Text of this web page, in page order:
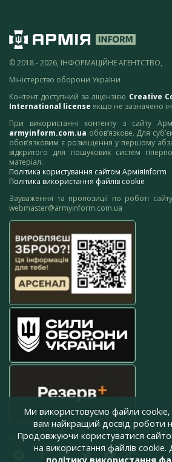
© 2018 - 2026, ІНФОРМАЦІЙНЕ АГЕНТСТВО,
Міністерство оборони України
Контент доступний за ліцензією Creative
International license якщо не зазначено
При використанні контенту з сайту
armyinform.com.ua обов’язкове. Для
обов’язковим є розміщення у першому
відкритого для пошукових систем
матеріал.
Політика користування сайтом АрміяInform
Політика використання файлів cookie
Зауваження та пропозиції по роботі
webmaster@armyinform.com.ua
press@armyinform.com.ua
Ми використовуємо файли
вам найкращий досвід роботи
Продовжуючи користуватися
на використання файлів cookie.